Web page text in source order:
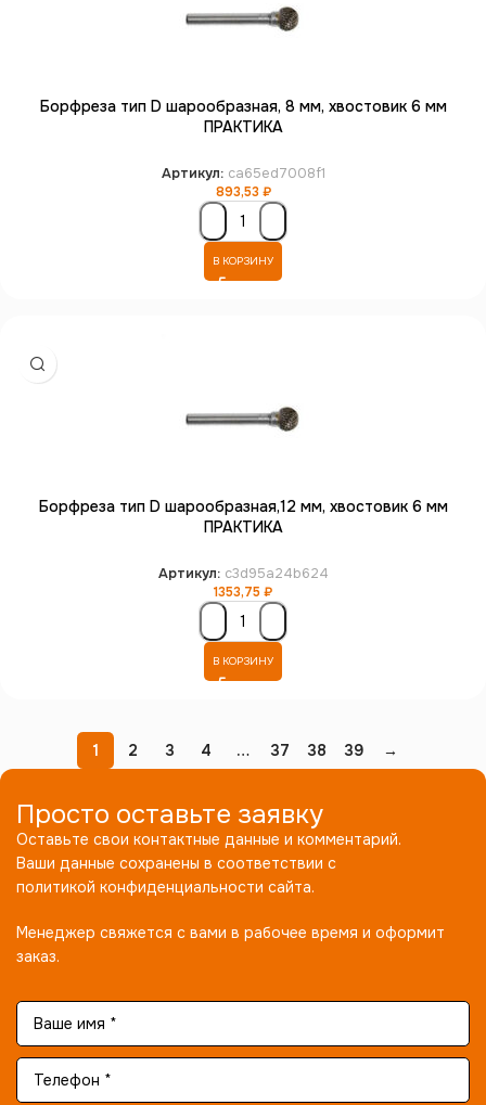
Борфреза тип D шарообразная, 8 мм, хвостовик 6 мм
ПРАКТИКА
Артикул: ca65ed7008f1
893,53₽
В КОРЗИНУ
Борфреза тип D шарообразная,12 мм, хвостовик 6 мм
ПРАКТИКА
Артикул: c3d95a24b624
1353,75₽
В КОРЗИНУ
1 2 3 4 … 37 38 39 →
Просто оставьте заявку
Оставьте свои контактные данные и комментарий.
Ваши данные сохранены в соответствии с
политикой конфиденциальности сайта.
Менеджер свяжется с вами в рабочее время и оформит
заказ.